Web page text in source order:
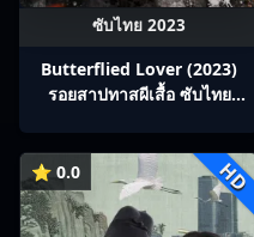
ซับไทย 2023
Butterflied Lover (2023)
รอยสาปทาสผีเสื้อ ซับไทย
⭐ 0.0 HD